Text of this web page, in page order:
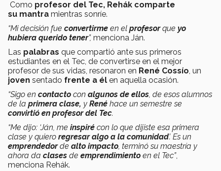
Como profesor del Tec, Rehák comparte
su mantra mientras sonríe.
“Mi decisión fue convertirme en el profesorque yo
hubiera querido tener”, menciona Ján.
Las palabras que compartió ante sus primeros
estudiantes en el Tec, de convertirse en el mejor
profesor de sus vidas, resonaron en René Cossío , un
joven sentado frente a él en aquella ocasión.
“Sigo en contacto con algunos de ellos , de esos alumnos
de la primera clase, y René hace un semestre se
convirtió en profesor del Tec.
“Me dijo: ‘Ján, me inspiré con lo que dijiste esa primera
clase y quiero regresar algo a la comunidad’. Es un
emprendedorde alto impacto , terminó su maestría y
ahora da clases de emprendimiento en el Tec”,
menciona Rehák.